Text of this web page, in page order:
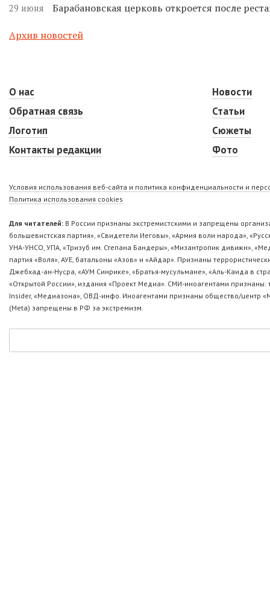
29 июня Барабановская церковь откроется после
Архив новостей
О нас
Обратная связь
Логотип
Контакты редакции
Новости
Статьи
Сюжеты
Фото
Условия использования веб-сайта и политика конфиденциальности и
Политика использования cookies
Для читателей: В России признаны экстремистскими и запрещены
большевистская партия», «Свидетели Иеговы», «Армия воли народа»,
УНА-УНСО, УПА, «Тризуб им. Степана Бандеры», «Мизантропик дивижн»,
партия «Воля», АУЕ, батальоны «Азов» и «Айдар». Признаны
Джебхад-ан-Нусра, «АУМ Синрике», «Братья-мусульмане», «Аль-Каида в
«Открытой России», издания «Проект Медиа». СМИ-иноагентами
Insider, «Медиазона», ОВД-инфо. Иноагентами признаны общество/центр
(Metа) запрещены в РФ за экстремизм.